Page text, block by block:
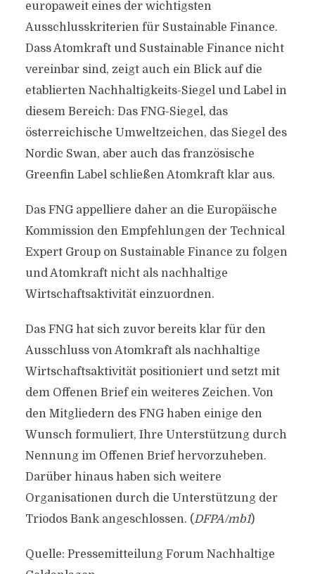
europaweit eines der wichtigsten
Ausschlusskriterien für Sustainable Finance.
Dass Atomkraft und Sustainable Finance nicht
vereinbar sind, zeigt auch ein Blick auf die
etablierten Nachhaltigkeits-Siegel und Label in
diesem Bereich: Das FNG-Siegel, das
österreichische Umweltzeichen, das Siegel des
Nordic Swan, aber auch das französische
Greenfin Label schließen Atomkraft klar aus.
Das FNG appelliere daher an die Europäische
Kommission den Empfehlungen der Technical
Expert Group on Sustainable Finance zu folgen
und Atomkraft nicht als nachhaltige
Wirtschaftsaktivität einzuordnen.
Das FNG hat sich zuvor bereits klar für den
Ausschluss von Atomkraft als nachhaltige
Wirtschaftsaktivität positioniert und setzt mit
dem Offenen Brief ein weiteres Zeichen. Von
den Mitgliedern des FNG haben einige den
Wunsch formuliert, Ihre Unterstützung durch
Nennung im Offenen Brief hervorzuheben.
Darüber hinaus haben sich weitere
Organisationen durch die Unterstützung der
Triodos Bank angeschlossen. (DFPA/mb1)
Quelle: Pressemitteilung Forum Nachhaltige